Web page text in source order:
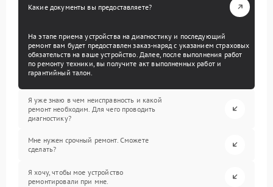
Какие документы вы предоставляете?
На этапе приема устройства на диагностику и последующий
ремонт вам будет предоставлен заказ-наряд с указанием страховых
обязательств на ваше устройство. Далее, после выполнения работ
по ремонту техники, вы получите акт выполненных работ и
гарантийный талон.
Я уже знаю в чем неисправность и какой
ремонт необходим. Для чего проводить
диагностику?
Мне нужен срочный ремонт. Сможете
сделать?
Я хочу, чтобы мое устройство
ремонтировали при мне.